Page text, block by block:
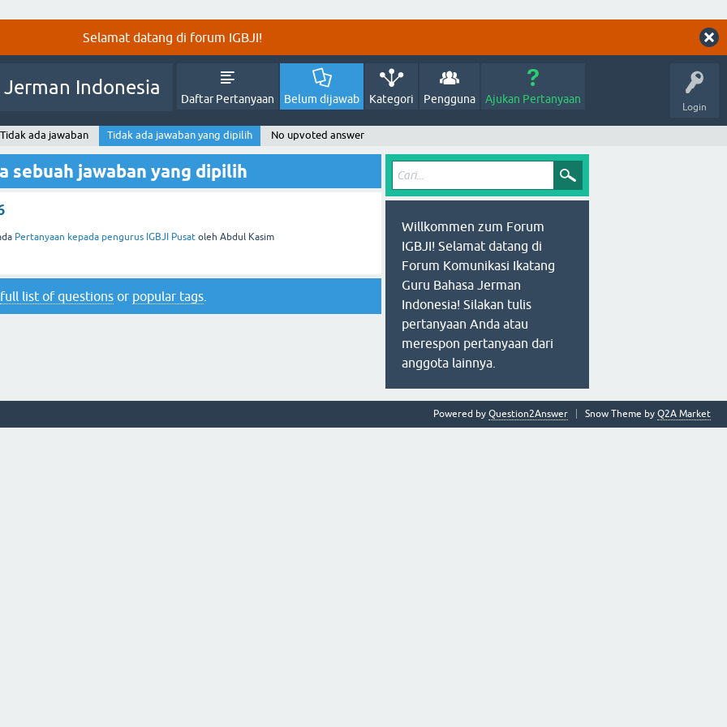
Selamat datang di forum IGBJI!
Login
Indonesia
Daftar Pertanyaan Belum dijawab Kategori Pengguna Ajukan Pertanyaan
Tidak ada jawaban Tidak ada jawaban yang dipilih No upvoted answer
sebuah jawaban yang dipilih
Pertanyaan kepada pengurus IGBJI Pusat oleh Abdul Kasim
full list of questions or popular tags
Willkommen zum Forum
IGBJI! Selamat datang di
Forum Komunikasi Ikatang
Guru Bahasa Jerman
Indonesia! Silakan tulis
pertanyaan Anda atau
merespon pertanyaan dari
anggota lainnya.
Snow Theme by Q2A Market
Powered by Question2Answer